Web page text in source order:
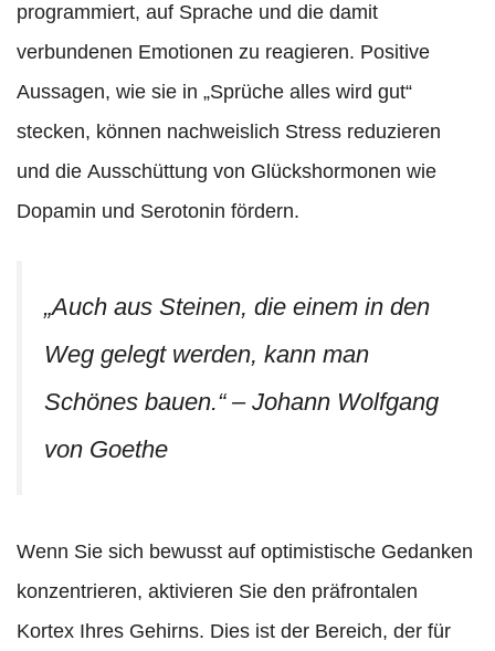
programmiert, auf Sprache und die damit
verbundenen Emotionen zu reagieren. Positive
Aussagen, wie sie in „Sprüche alles wird gut“
stecken, können nachweislich Stress reduzieren
und die Ausschüttung von Glückshormonen wie
Dopamin und Serotonin fördern.
„Auch aus Steinen, die einem in den
Weg gelegt werden, kann man
Schönes bauen.“ – Johann Wolfgang
von Goethe
Wenn Sie sich bewusst auf optimistische Gedanken
konzentrieren, aktivieren Sie den präfrontalen
Kortex Ihres Gehirns. Dies ist der Bereich, der für